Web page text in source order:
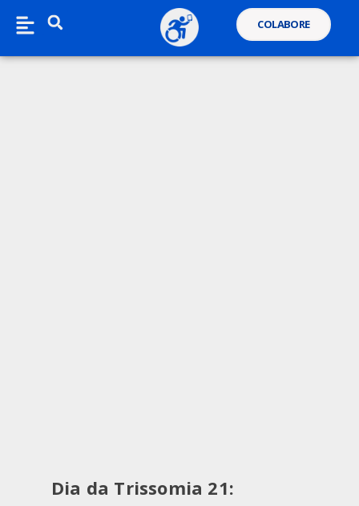
COLABORE
Dia da Trissomia 21: